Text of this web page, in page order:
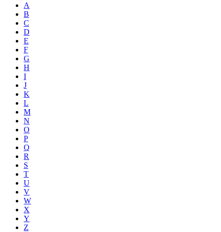
A
B
C
D
E
F
G
H
I
J
K
L
M
N
O
P
Q
R
S
T
U
V
W
X
Y
Z